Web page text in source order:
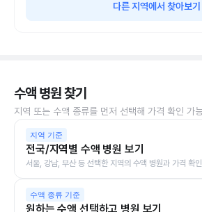
다른 지역에서 찾아보기
수액 병원 찾기
지역 또는 수액 종류를 먼저 선택해 가격 확인 가
지역 기준
전국/지역별 수액 병원 보기
서울, 강남, 부산 등 선택한 지역의 수액 병원과 가격 확인
수액 종류 기준
원하는 수액 선택하고 병원 보기